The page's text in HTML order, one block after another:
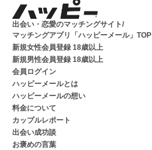
出会い・恋愛のマッチングサイト/
マッチングアプリ「ハッピーメール」TOP
新規女性会員登録 18歳以上
新規男性会員登録 18歳以上
会員ログイン
ハッピーメールとは
ハッピーメールの想い
料金について
カップルレポート
出会い成功談
お褒めの言葉